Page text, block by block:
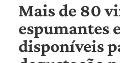
Mais de 80
espumantes
disponíveis